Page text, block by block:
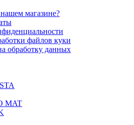
магазине?
файлов куки
обработку данных
MAT